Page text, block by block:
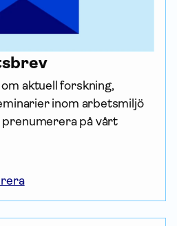
aktuell forskning,
inom arbetsmiljö
prenumerera på vårt